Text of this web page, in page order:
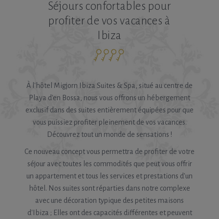
Séjours confortables pour
profiter de vos vacances à
Ibiza
À l'hôtel Migjorn Ibiza Suites & Spa, situé au centre de
Playa d'en Bossa, nous vous offrons un hébergement
exclusif dans des suites entièrement équipées pour que
vous puissiez profiter pleinement de vos vacances.
Découvrez tout un monde de sensations !
Ce nouveau concept vous permettra de profiter de votre
séjour avec toutes les commodités que peut vous offrir
un appartement et tous les services et prestations d'un
hôtel. Nos suites sont réparties dans notre complexe
avec une décoration typique des petites maisons
d'Ibiza ; Elles ont des capacités différentes et peuvent